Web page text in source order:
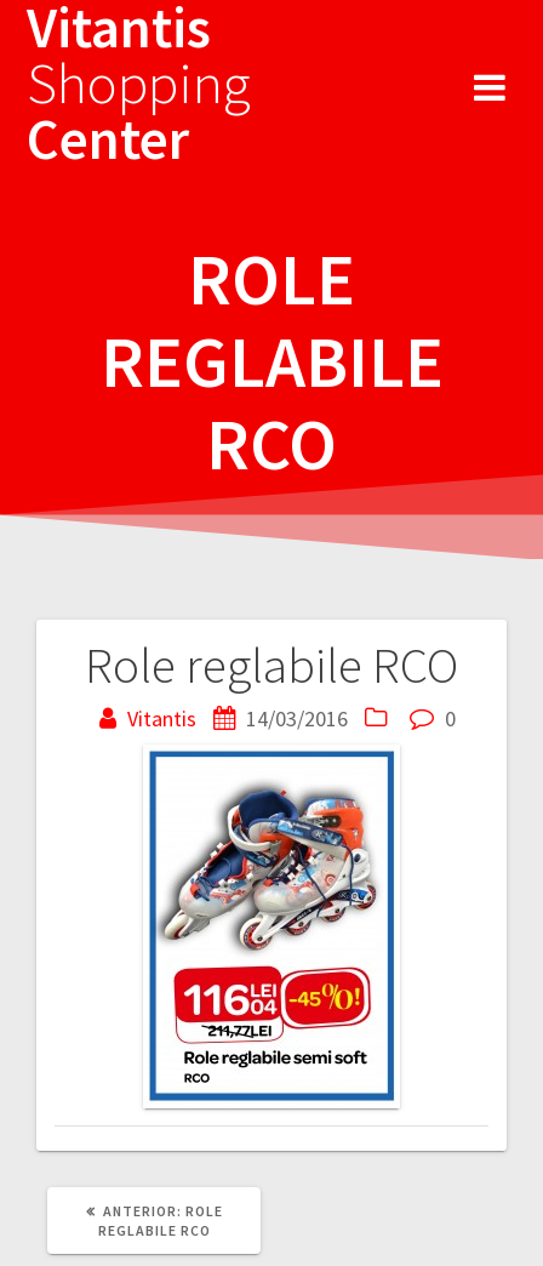
Vitantis
Shopping
Center
ROLE
REGLABILE
RCO
Role reglabile RCO
Vitantis 14/03/2016 0
Navigare
ANTERIOR: ARTICOLUL
ANTERIOR:
ROLE
REGLABILE RCO